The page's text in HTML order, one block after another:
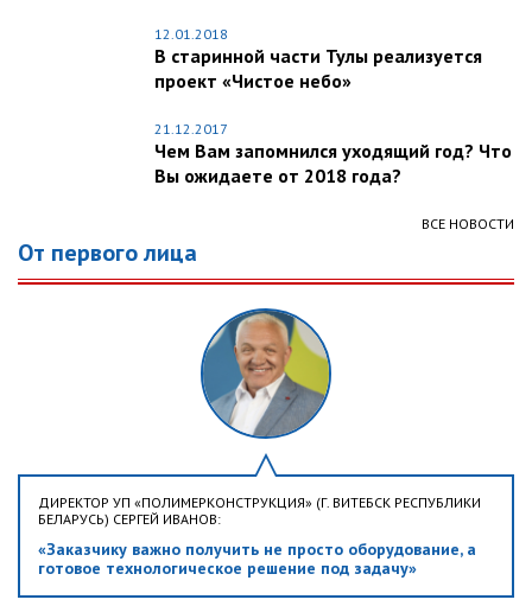
12.01.2018
В старинной части Тулы реализуется
проект «Чистое небо»
21.12.2017
Чем Вам запомнился уходящий год? Что
Вы ожидаете от 2018 года?
ВСЕ НОВОСТИ
От первого лица
ДИРЕКТОР УП «ПОЛИМЕРКОНСТРУКЦИЯ» (Г. ВИТЕБСК РЕСПУБЛИКИ
БЕЛАРУСЬ) СЕРГЕЙ ИВАНОВ:
«Заказчику важно получить не просто оборудование, а
готовое технологическое решение под задачу»